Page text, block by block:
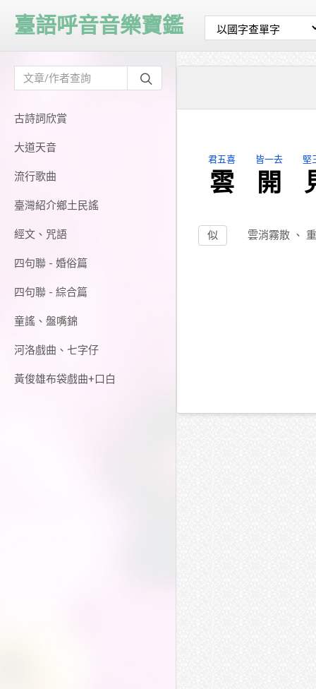
古詩詞欣賞
大道天音
流行歌曲
臺灣紹介鄉土民謠
經文、咒語
四句聯 - 婚俗篇
四句聯 - 綜合篇
童謠、盤嘴錦
河洛戲曲、七字仔
黃俊雄布袋戲曲+口白
臺語呼音音樂寶鑑
君五喜
雲
皆一去
開
堅
雲消霧散 、
似